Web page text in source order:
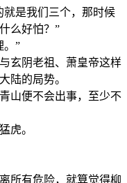
就是我们三个，那时候
么好怕？”
。”
玄阴老祖、萧皇帝这样
陆的局势。
山便不会出事，至少不
虎。
所有危险，就算觉得柳